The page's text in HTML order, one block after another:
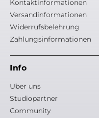
Kontaktinformationen
Versandinformationen
Widerrufsbelehrung
Zahlungsinformationen
Info
Über uns
Studiopartner
Community